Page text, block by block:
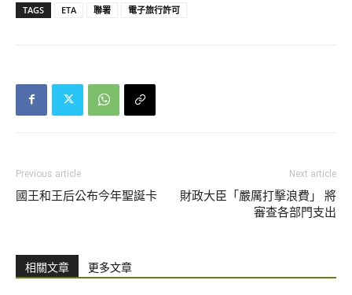
TAGS ETA 聯署 電子旅行許可
Previous article
國王和王后公布今年聖誕卡
Next article
財政大臣「嚴厲打擊浪費」 將
審查各部門支出
相關文章 更多文章